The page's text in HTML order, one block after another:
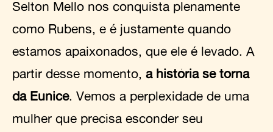
Selton Mello nos conquista plenamente
como Rubens, e é justamente quando
estamos apaixonados, que ele é levado. A
partir desse momento, a história se torna
da Eunice. Vemos a perplexidade de uma
mulher que precisa esconder seu